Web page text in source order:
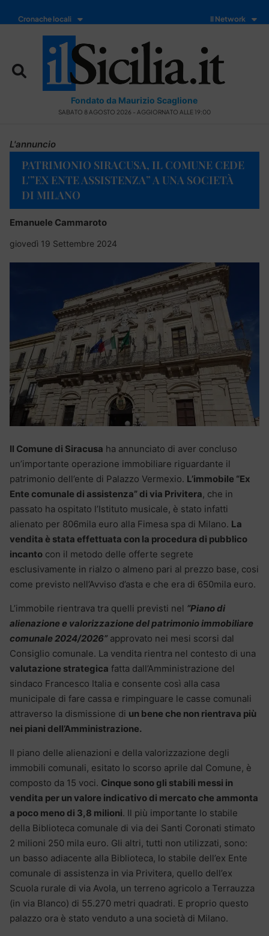
Cronache locali Il Network
Fondato da Maurizio Scaglione
SABATO 8 AGOSTO 2026 - AGGIORNATO ALLE 19:00
L'annuncio
PATRIMONIO SIRACUSA, IL COMUNE CEDE
L'”EX ENTE ASSISTENZA” A UNA SOCIETÀ
DI MILANO
Emanuele Cammaroto
giovedì 19 Settembre 2024
Il Comune di Siracusa ha annunciato di aver concluso
un’importante operazione immobiliare riguardante il
patrimonio dell’ente di Palazzo Vermexio. L’immobile “Ex
Ente comunale di assistenza” di via Privitera, che in
passato ha ospitato l’Istituto musicale, è stato infatti
alienato per 806mila euro alla Fimesa spa di Milano. La
vendita è stata effettuata con la procedura di pubblico
incanto con il metodo delle offerte segrete
esclusivamente in rialzo o almeno pari al prezzo base, cosi
come previsto nell’Avviso d’asta e che era di 650mila euro.
L’immobile rientrava tra quelli previsti nel “Piano di
alienazione e valorizzazione del patrimonio immobiliare
comunale 2024/2026”approvato nei mesi scorsi dal
Consiglio comunale. La vendita rientra nel contesto di una
valutazione strategica fatta dall’Amministrazione del
sindaco Francesco Italia e consente così alla casa
municipale di fare cassa e rimpinguare le casse comunali
attraverso la dismissione di un bene che non rientrava più
nei piani dell’Amministrazione.
Il piano delle alienazioni e della valorizzazione degli
immobili comunali, esitato lo scorso aprile dal Comune, è
composto da 15 voci. Cinque sono gli stabili messi in
vendita per un valore indicativo di mercato che ammonta
a poco meno di 3,8 milioni. Il più importante lo stabile
della Biblioteca comunale di via dei Santi Coronati stimato
2 milioni 250 mila euro. Gli altri, tutti non utilizzati, sono:
un basso adiacente alla Biblioteca, lo stabile dell’ex Ente
comunale di assistenza in via Privitera, quello dell’ex
Scuola rurale di via Avola, un terreno agricolo a Terrauzza
(in via Blanco) di 55.270 metri quadrati. E proprio questo
palazzo ora è stato venduto a una società di Milano.